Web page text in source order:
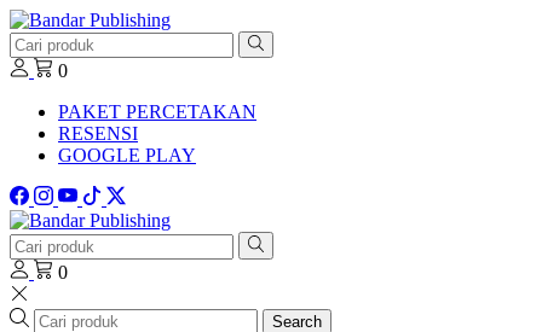
0
PAKET PERCETAKAN
RESENSI
GOOGLE PLAY
0
Search